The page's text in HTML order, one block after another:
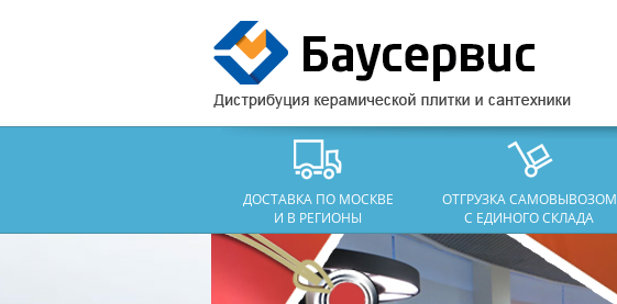
ДОСТАВКА ПО МОСКВЕ
И В РЕГИОНЫ
ОТГРУЗКА САМОВЫВОЗОМ
С ЕДИНОГО СКЛАДА